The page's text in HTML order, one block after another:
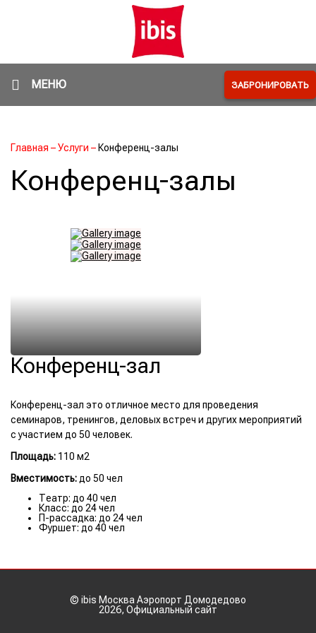
МЕНЮ ЗАБРОНИРОВАТЬ
Главная –Услуги – Конференц-залы
Конференц-залы
Конференц-зал
Конференц-зал это отличное место для проведения
семинаров, тренингов, деловых встреч и других мероприятий
с участием до 50 человек.
Площадь: 110 м2
Вместимость: до 50 чел
Театр: до 40 чел
Класс: до 24 чел
П-рассадка: до 24 чел
Фуршет: до 40 чел
© ibis Москва Аэропорт Домодедово
2026, Официальный сайт